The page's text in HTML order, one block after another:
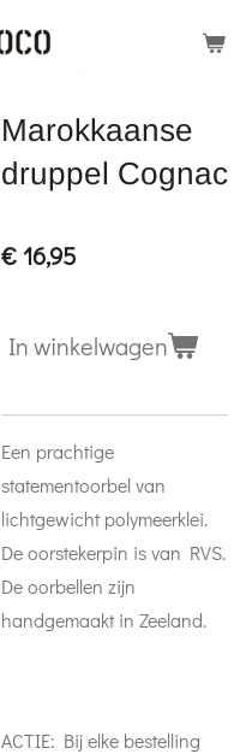
Marokkaanse
druppel Cognac
€ 16,95
In winkelwagen
Een prachtige
statementoorbel van
lichtgewicht polymeerklei.
De oorstekerpin is van RVS.
De oorbellen zijn
handgemaakt in Zeeland.
ACTIE: Bij elke bestelling